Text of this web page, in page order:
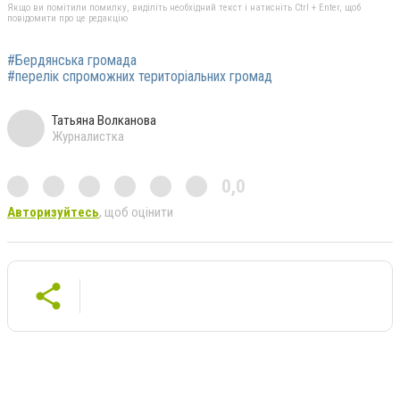
Якщо ви помітили помилку, виділіть необхідний текст і натисніть Ctrl + Enter, щоб
повідомити про це редакцію
#Бердянська громада
#перелік спроможних територіальних громад
Татьяна Волканова
Журналистка
0,0
Авторизуйтесь, щоб оцінити